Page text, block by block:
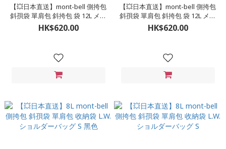
【💥日本直送】mont-bell 側挎包
斜孭袋 單肩包 斜挎包 袋 12L メッ
センジャーバッグ S
HK$620.00
【💥日本直送】mont-bell 側挎包
斜孭袋 單肩包 斜挎包 袋 12L メッ
センジャーバッグ S
HK$620.00